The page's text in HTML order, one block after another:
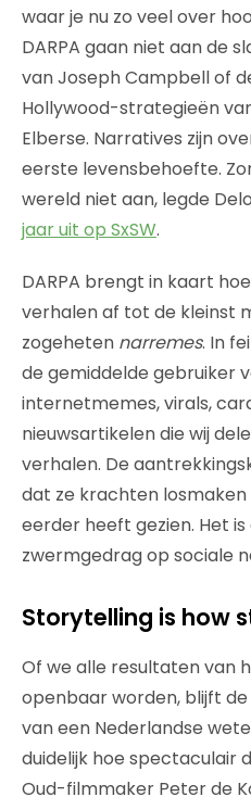
waar je nu zo veel over
DARPA gaan niet aan de
van Joseph Campbell of
Hollywood-strategieën
Elberse. Narratives zijn
eerste levensbehoefte.
wereld niet aan, legde
jaar uit op SxSW.
DARPA brengt in kaart
verhalen af tot de kleinst
zogeheten narremes. In
de gemiddelde gebruiker
internetmemes, virals,
nieuwsartikelen die wij
verhalen. De
dat ze krachten
eerder heeft gezien. Het
zwermgedrag op sociale
Storytelling is how
Of we alle resultaten van
openbaar worden, blijft
van een Nederlandse
duidelijk hoe spectaculair
Oud-filmmaker Peter de